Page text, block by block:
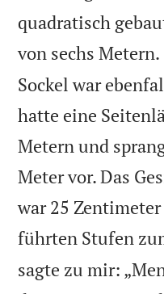
quadratisch
von sechs Metern.
Sockel war
hatte eine
Metern und
Meter vor. Das
war 25
führten Stufen
sagte zu mir: